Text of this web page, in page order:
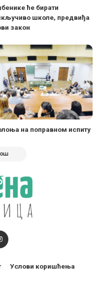
ће бирати
школе, предвиђа
закон
на поправном испиту
Услови коришћења